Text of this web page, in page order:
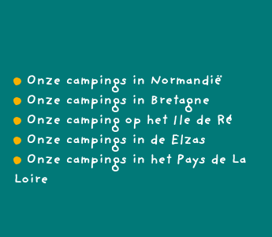
Onze campings in Normandië
Onze campings in Bretagne
Onze camping op het Ile de Ré
Onze campings in de Elzas
Onze campings in het Pays de La
Loire